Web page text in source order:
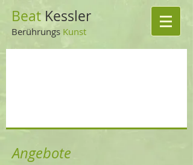
Beat Kessler
Berührungs Kunst
Angebote